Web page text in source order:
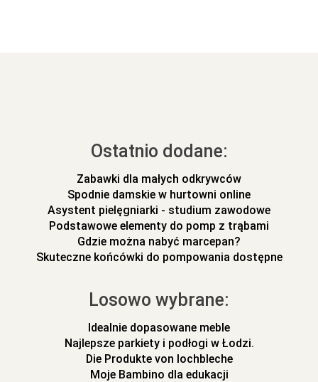
Ostatnio dodane:
Zabawki dla małych odkrywców
Spodnie damskie w hurtowni online
Asystent pielęgniarki - studium zawodowe
Podstawowe elementy do pomp z trąbami
Gdzie można nabyć marcepan?
Skuteczne końcówki do pompowania dostępne
Losowo wybrane:
Idealnie dopasowane meble
Najlepsze parkiety i podłogi w Łodzi.
Die Produkte von lochbleche
Moje Bambino dla edukacji